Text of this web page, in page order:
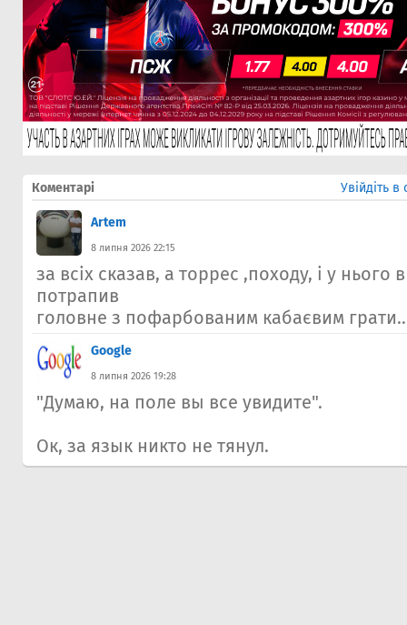
Коментарі Увійдіть в
Artem
8 липня 2026 22:15
за всіх сказав, а торрес ,походу, і у нього
потрапив
головне з пофарбованим кабаєвим
Google
8 липня 2026 19:28
"Думаю, на поле вы все увидите".
Ок, за язык никто не тянул.